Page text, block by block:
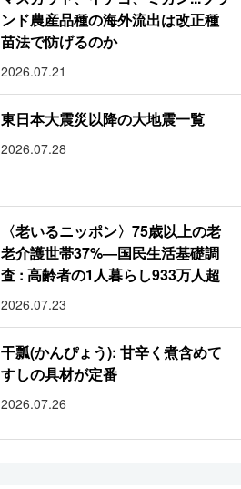
ンド農産品種の海外流出は改正種
苗法で防げるのか
2026.07.21
東日本大震災以降の大地震一覧
2026.07.28
〈老いるニッポン〉75歳以上の老
老介護世帯37%―国民生活基礎調
査 : 高齢者の1人暮らし933万人超
2026.07.23
干瓢(かんぴょう): 甘辛く煮含めて
すしの具材が定番
2026.07.26